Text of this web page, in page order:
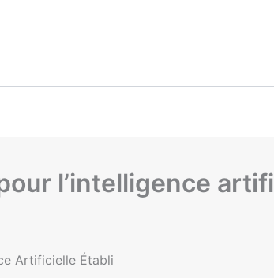
l’intelligence
Artificielle Établi